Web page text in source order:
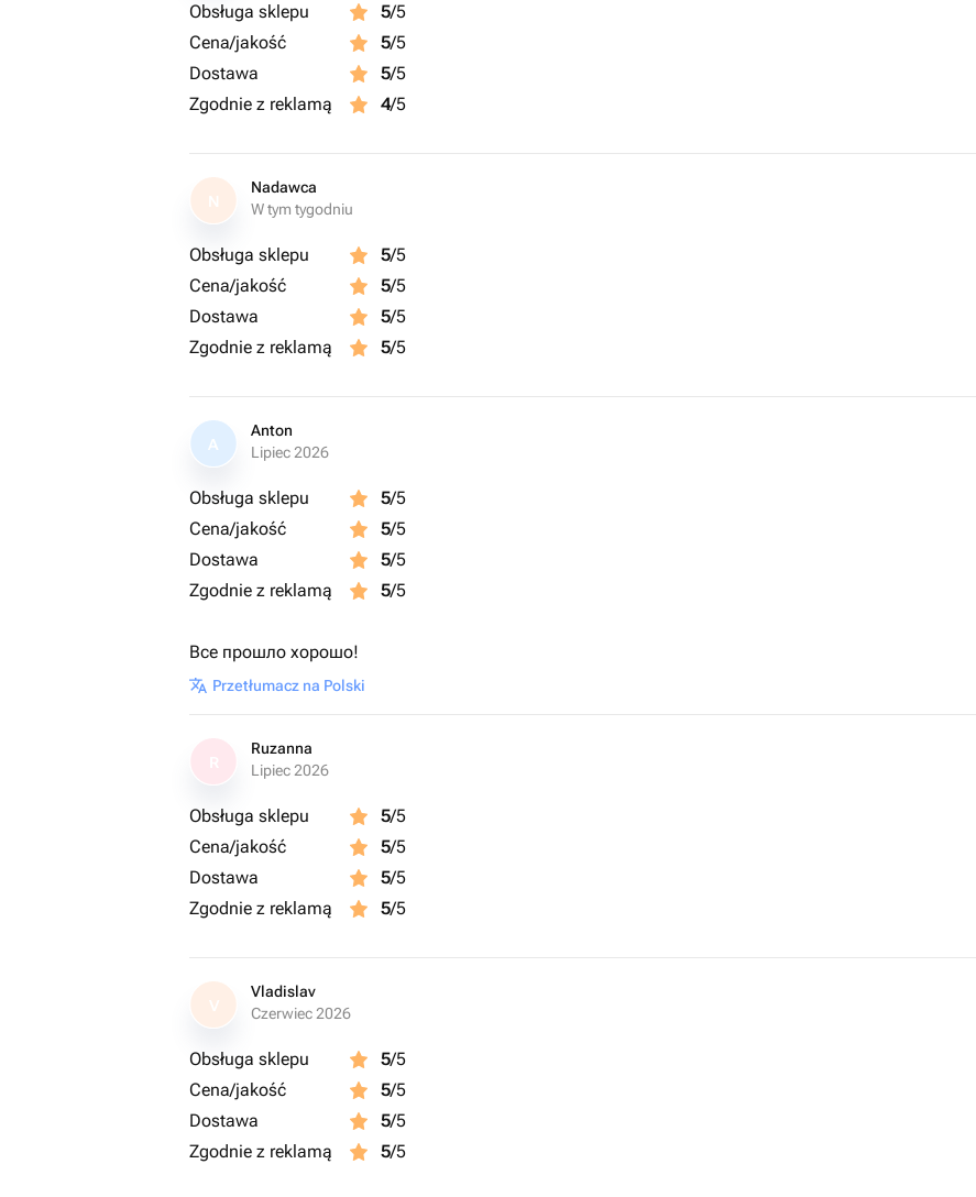
Obsługa sklepu 5/5
Cena/jakość
5/5
Dostawa
5/5
Zgodnie z reklamą
4/5
N
Nadawca
W tym tygodniu
Obsługa sklepu 5/5
Cena/jakość
5/5
Dostawa
5/5
Zgodnie z reklamą
5/5
A
Anton
Lipiec 2026
Obsługa sklepu 5/5
Cena/jakość
5/5
Dostawa
5/5
Zgodnie z reklamą
5/5
Все прошло хорошо!
Przetłumacz na Polski
Ruzanna
Lipiec 2026
Obsługa sklepu 5/5
Cena/jakość
5/5
Dostawa
5/5
Zgodnie z reklamą
5/5
V
Vladislav
Czerwiec 2026
Obsługa sklepu 5/5
Cena/jakość
5/5
Dostawa
5/5
Zgodnie z reklamą
5/5